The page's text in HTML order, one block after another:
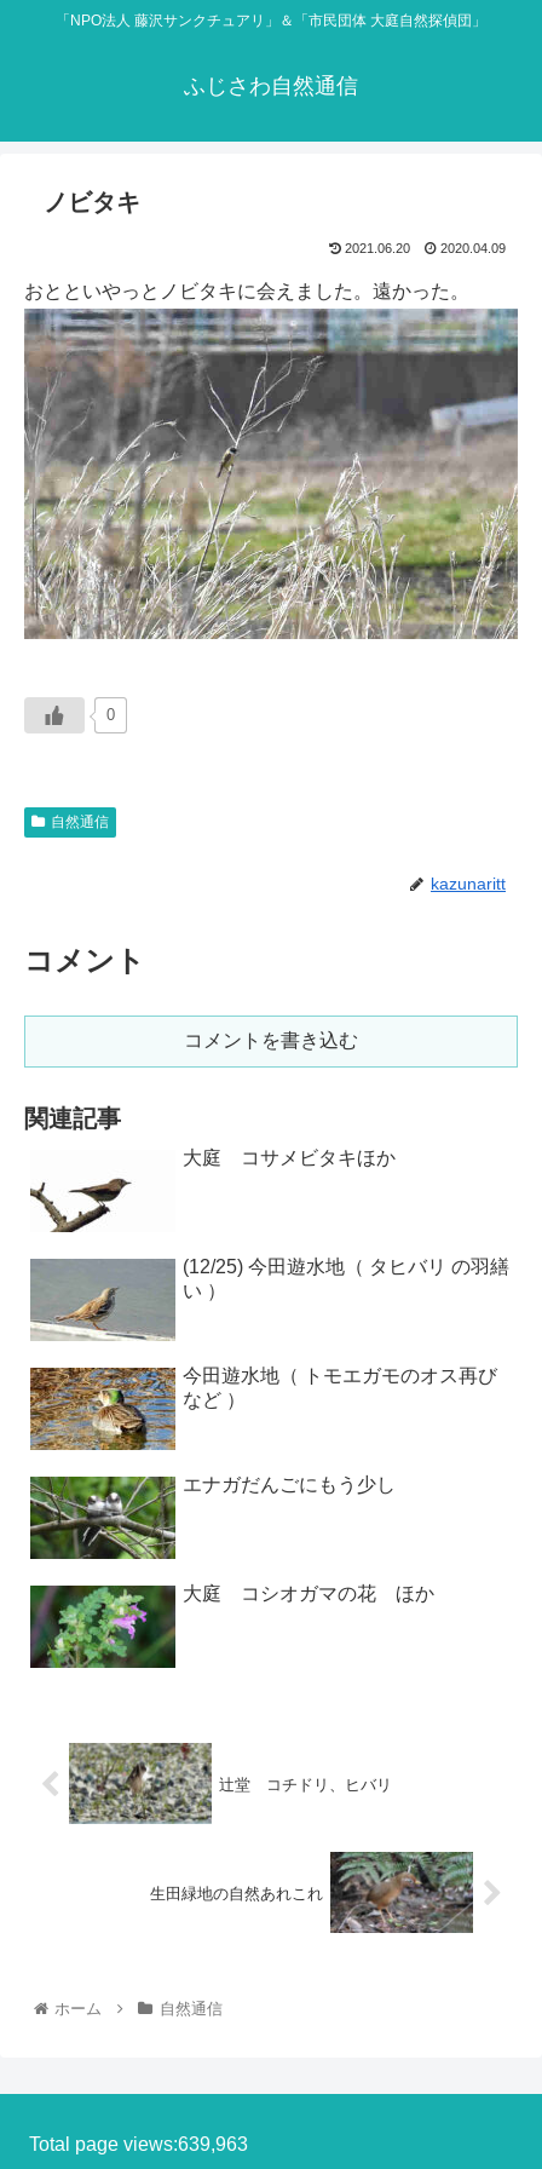
「NPO法人 藤沢サンクチュアリ」＆「市民団体 大庭自然探偵団」
ふじさわ自然通信
ノビタキ
2021.06.20 2020.04.09
おとといやっとノビタキに会えました。遠かった。
0
自然通信
kazunaritt
コメント
コメントを書き込む
関連記事
大庭 コサメビタキほか
(12/25) 今田遊水地（ タヒバリ の羽繕
い ）
今田遊水地（ トモエガモのオス再び
など ）
エナガだんごにもう少し
大庭 コシオガマの花 ほか
辻堂 コチドリ、ヒバリ
生田緑地の自然あれこれ
ホーム 自然通信
Total page views:639,963